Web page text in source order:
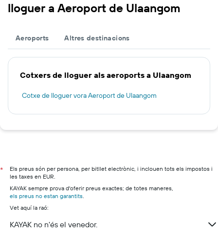
lloguer a Aeroport de Ulaangom
Aeroports Altres destinacions
Cotxers de lloguer als aeroports a Ulaangom
Cotxe de lloguer vora Aeroport de Ulaangom
*
Els preus són per persona, per bitllet electrònic, i inclouen tots els impostos i
les taxes en EUR.
KAYAK sempre prova d'oferir preus exactes; de totes maneres,
els preus no estan garantits.
Vet aquí la raó:
KAYAK no n'és el venedor.